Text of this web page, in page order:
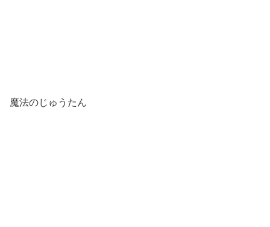
魔法のじゅうたん